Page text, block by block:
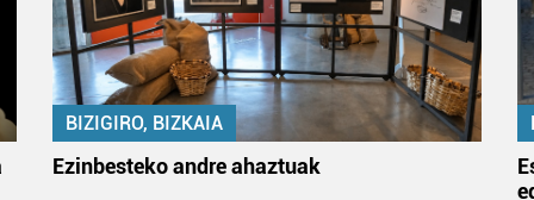
BIZIGIRO, BIZKAIA
Ezinbesteko andre ahaztuak